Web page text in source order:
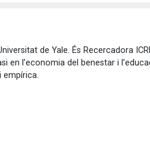
de Yale. És Recercadora
en l’economia del benestar i
empírica.